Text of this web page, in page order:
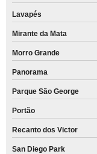
Lavapés
Mirante da Mata
Morro Grande
Panorama
Parque São George
Portão
Recanto dos Victor
San Diego Park